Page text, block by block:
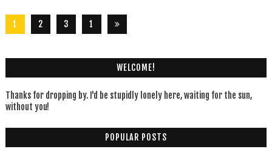
1 2 3
1
WELCOME!
Thanks for dropping by. I'd be stupidly lonely here, waiting for the sun,
without you!
POPULAR POSTS